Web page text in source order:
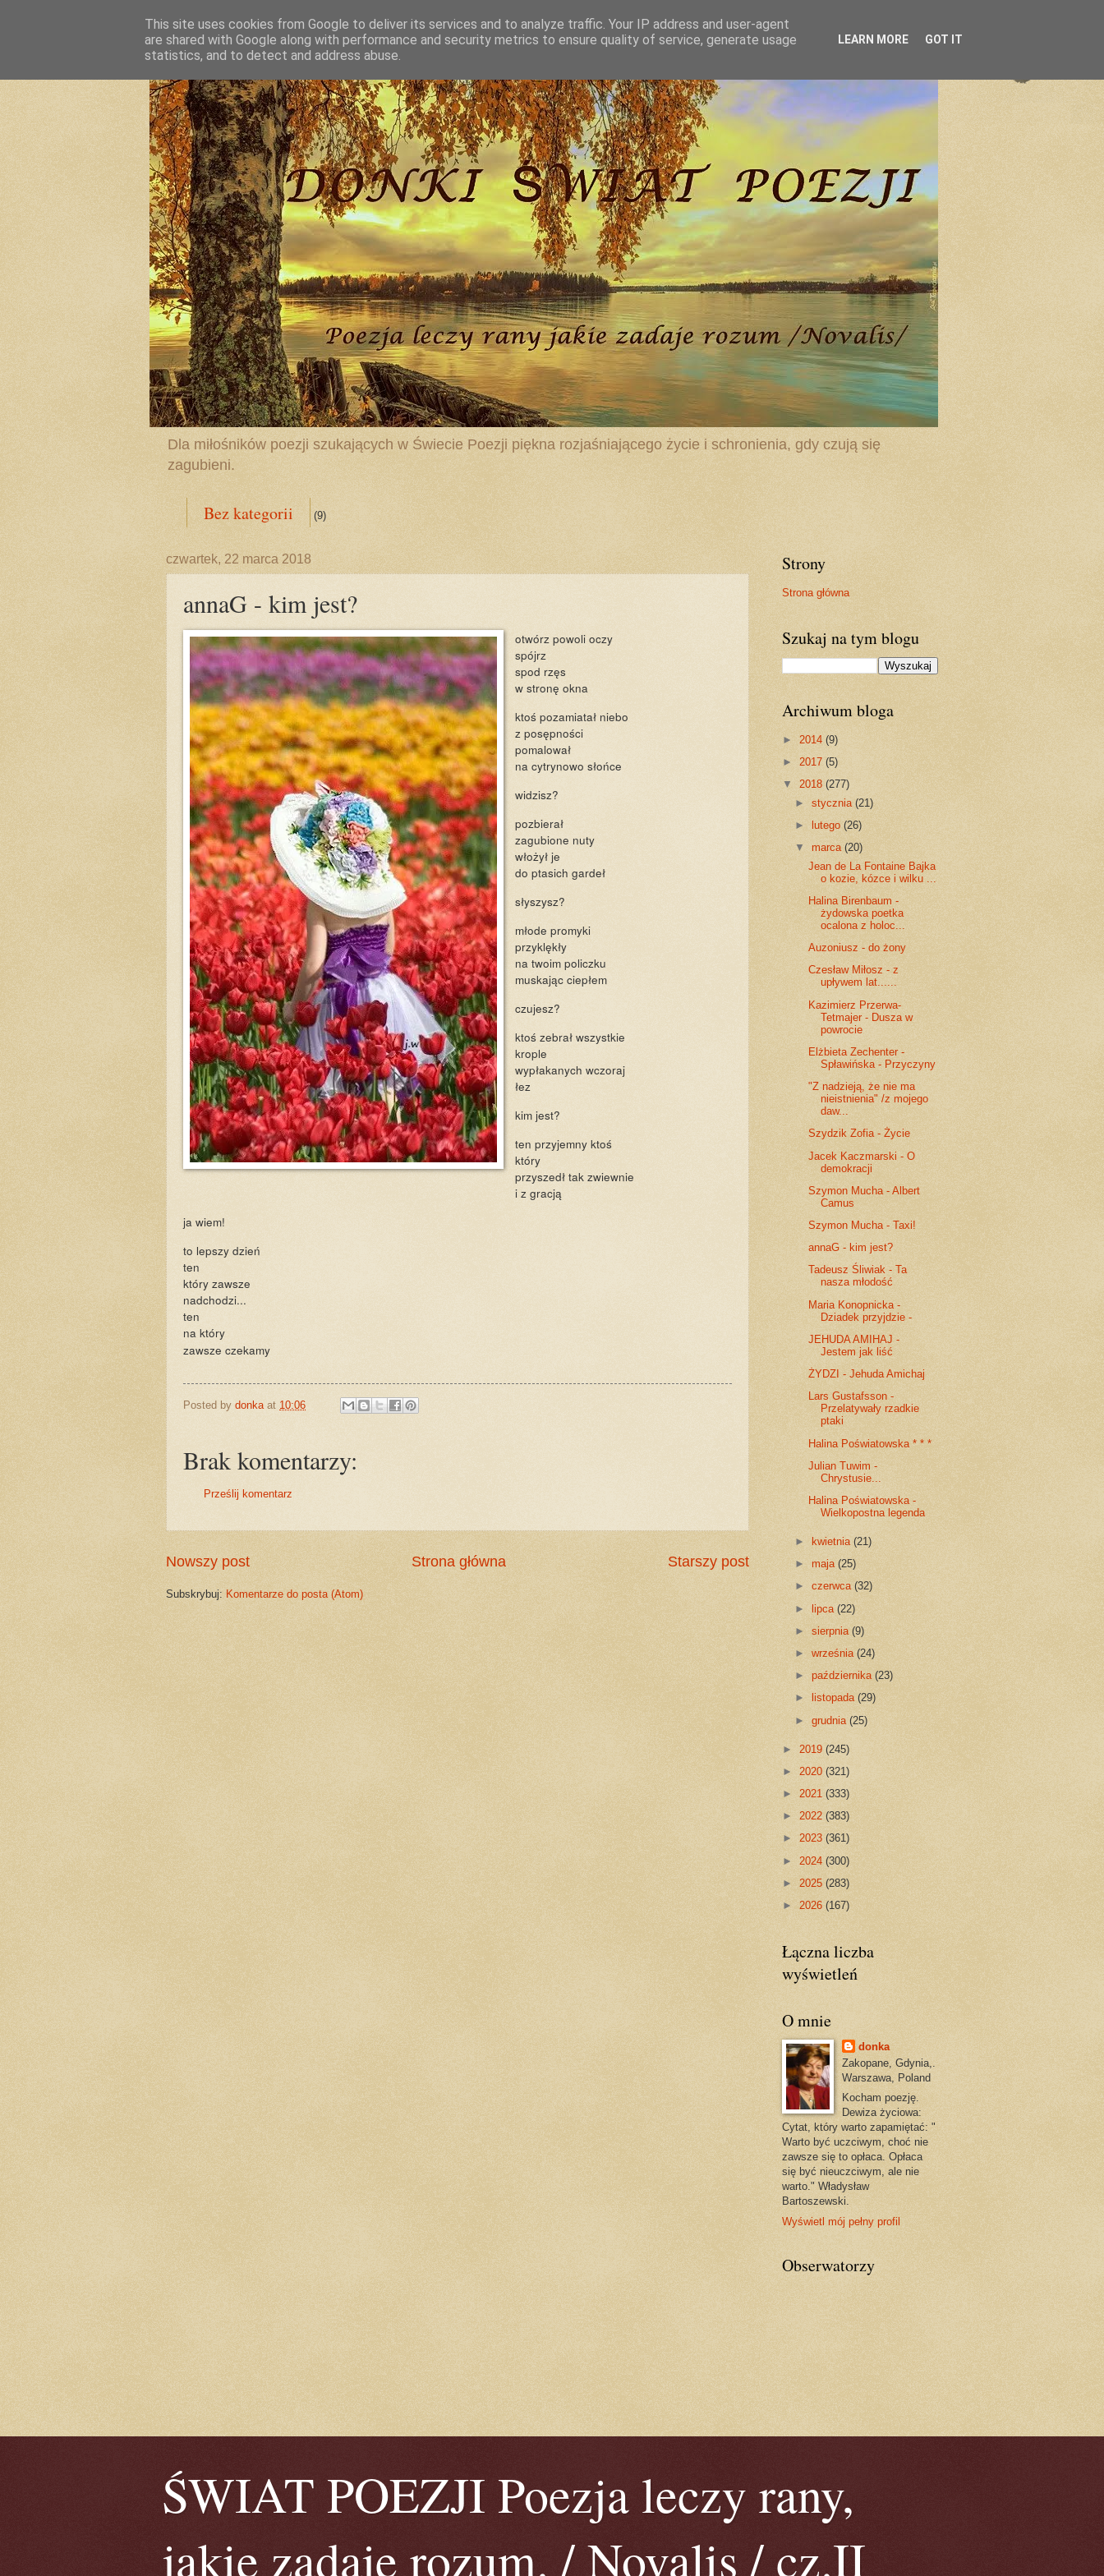
Dla miłośników poezji szukających w Świecie Poezji piękna rozjaśniającego życie i schronienia, gdy czują się
zagubieni.
Bez kategorii (9)
czwartek, 22 marca 2018
annaG - kim jest?
otwórz powoli oczy
spójrz
spod rzęs
w stronę okna
ktoś pozamiatał niebo
z posępności
pomalował
na cytrynowo słońce
widzisz?
pozbierał
zagubione nuty
włożył je
do ptasich gardeł
słyszysz?
młode promyki
przyklękły
na twoim policzku
muskając ciepłem
czujesz?
ktoś zebrał wszystkie
krople
wypłakanych wczoraj
łez
kim jest?
ten przyjemny ktoś
który
przyszedł tak zwiewnie
i z gracją
ja wiem!
to lepszy dzień
ten
który zawsze
nadchodzi...
ten
na który
zawsze czekamy
Posted by donka at 10:06
Brak komentarzy:
Prześlij komentarz
Nowszy post Starszy post
Strona główna
Subskrybuj: Komentarze do posta (Atom)
Strony
Strona główna
Szukaj na tym blogu
Archiwum bloga
► 2014 (9)
► 2017 (5)
▼ 2018 (277)
►stycznia(21)
►
lutego(26)
▼marca(20)
Jean de La Fontaine Bajka
o kozie, kózce i wilku ...
Halina Birenbaum -
żydowska poetka
ocalona z holoc...
Auzoniusz - do żony
Czesław Miłosz - z
upływem lat......
Kazimierz Przerwa-
Tetmajer - Dusza w
powrocie
Elżbieta Zechenter -
Spławińska - Przyczyny
"Z nadzieją, że nie ma
nieistnienia" /z mojego
daw...
Szydzik Zofia - Życie
Jacek Kaczmarski - O
demokracji
Szymon Mucha - Albert
Camus
Szymon Mucha - Taxi!
annaG - kim jest?
Tadeusz Śliwiak - Ta
nasza młodość
Maria Konopnicka -
Dziadek przyjdzie -
JEHUDA AMIHAJ -
Jestem jak liść
ŻYDZI - Jehuda Amichaj
Lars Gustafsson -
Przelatywały rzadkie
ptaki
Halina Poświatowska * * *
Julian Tuwim -
Chrystusie...
Halina Poświatowska -
Wielkopostna legenda
► kwietnia(21)
►maja(25)
►czerwca(32)
►lipca(22)
►sierpnia(9)
►września(24)
►października(23)
►
listopada(29)
►grudnia(25)
► 2019 (245)
► 2020 (321)
► 2021 (333)
► 2022 (383)
► 2023 (361)
► 2024 (300)
► 2025 (283)
► 2026 (167)
Łączna liczba
wyświetleń
O mnie
donka
Zakopane, Gdynia,.
Warszawa, Poland
Kocham poezję.
Dewiza życiowa:
Cytat, który warto zapamiętać: "
Warto być uczciwym, choć nie
zawsze się to opłaca. Opłaca
się być nieuczciwym, ale nie
warto." Władysław
Bartoszewski.
Wyświetl mój pełny profil
Obserwatorzy
ŚWIAT POEZJI Poezja leczy rany,
jakie zadaje rozum. / Novalis / cz.II
This site uses cookies from Google to deliver its services and to analyze traffic. Your IP address and user-agent
are shared with Google along with performance and security metrics to ensure quality of service, generate usage
statistics, and to detect and address abuse.
LEARN MORE GOT IT